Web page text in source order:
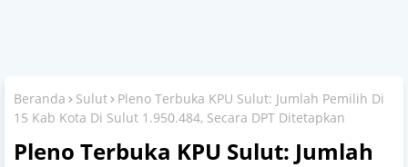
Beranda Sulut
Pleno Terbuka KPU Sulut: Jumlah Pemilih Di
15 Kab Kota Di Sulut 1.950.484, Secara DPT Ditetapkan
Pleno Terbuka KPU Sulut: Jumlah